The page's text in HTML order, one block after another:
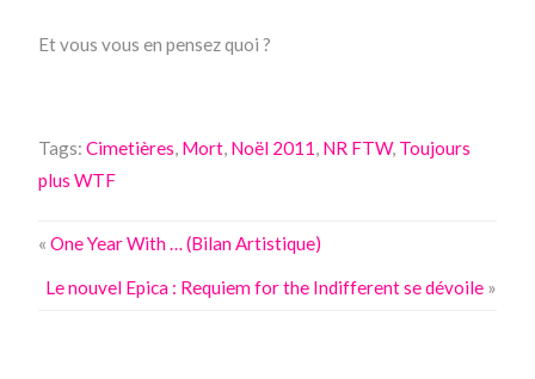
Et vous vous en pensez quoi ?
Tags:Cimetières, Mort, Noël 2011, NR FTW, Toujours
plus WTF
«One Year With … (Bilan Artistique)
Le nouvel Epica : Requiem for the Indifferent se dévoile»